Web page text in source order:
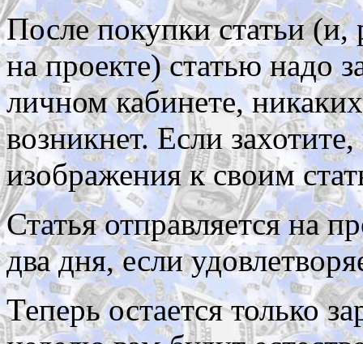
После покупки статьи (и,
на проекте) статью надо
личном кабинете,
возникнет. Если
изображения к своим
Статья отправляется на
два дня, если
Теперь остается только